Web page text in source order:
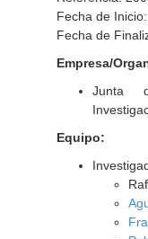
Fecha de
Fecha de
Empresa/
Junta
Equipo: